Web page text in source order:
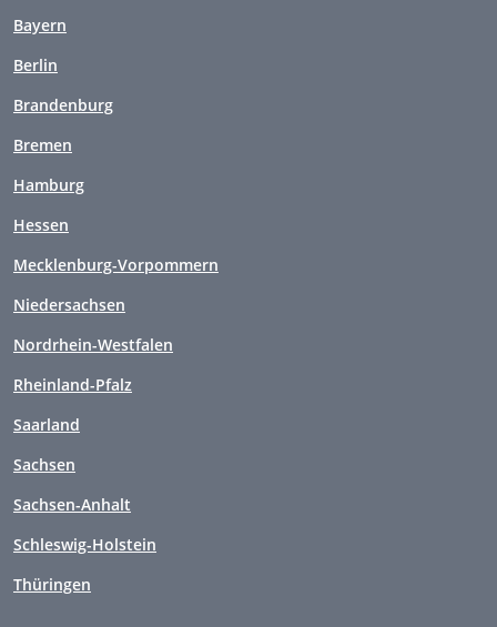
Bayern
Berlin
Brandenburg
Bremen
Hamburg
Hessen
Mecklenburg-Vorpommern
Niedersachsen
Nordrhein-Westfalen
Rheinland-Pfalz
Saarland
Sachsen
Sachsen-Anhalt
Schleswig-Holstein
Thüringen